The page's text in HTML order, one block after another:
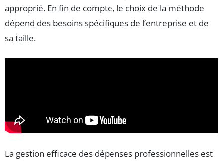
approprié. En fin de compte, le choix de la méthode
dépend des besoins spécifiques de l’entreprise et de
sa taille.
La gestion efficace des dépenses professionnelles est